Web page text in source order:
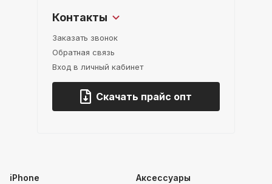
iPhone Аксессуары
Контакты
Заказать звонок
Обратная связь
Вход в личный кабинет
Скачать прайс опт